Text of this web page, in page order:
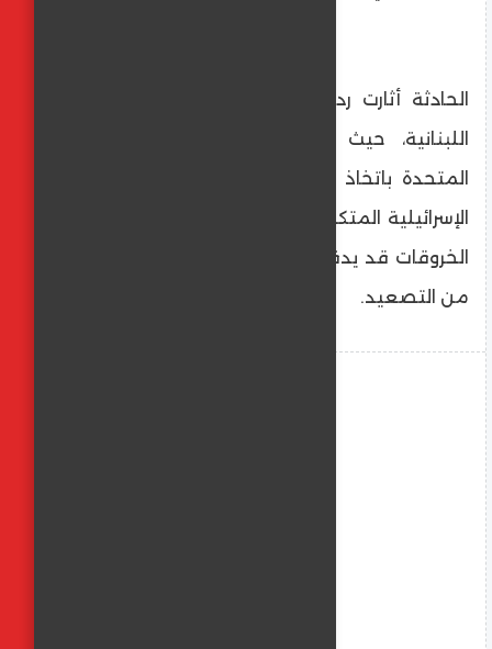
الحادثة أثارت ردود فعل غاضبة في الأوساط
اللبنانية، حيث طالبت جهات رسمية الأمم
المتحدة باتخاذ موقف صارم تجاه الاعتداءات
الإسرائيلية المتكررة، محذرة من أن استمرار هذه
الخروقات قد يدفع المنطقة إلى مرحلة جديدة
من التصعيد.